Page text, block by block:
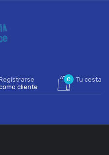
cliente
0 Tu cesta